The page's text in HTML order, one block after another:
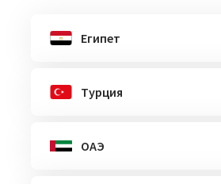
Египет
Турция
ОАЭ